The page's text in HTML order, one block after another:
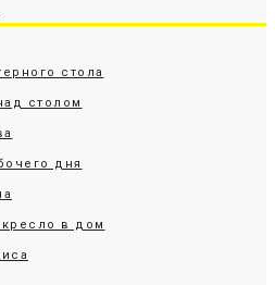
стола
столом
дня
в дом